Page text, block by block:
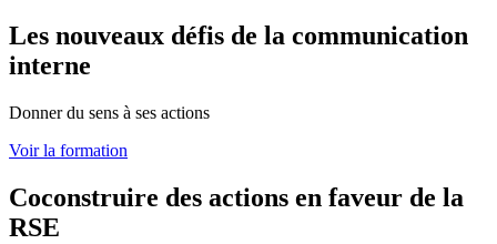
Les nouveaux défis de la communication
interne
Donner du sens à ses actions
Voir la formation
Coconstruire des actions en faveur de la
RSE